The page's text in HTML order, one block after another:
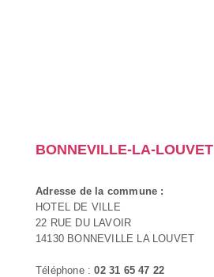
BONNEVILLE-LA-LOUVET
Adresse de la commune :
HOTEL DE VILLE
22 RUE DU LAVOIR
14130 BONNEVILLE LA LOUVET
Téléphone :02 31 65 47 22